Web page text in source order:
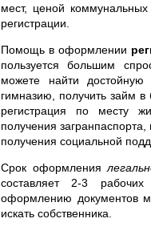
мест, ценой
регистрации.
Помощь в оформлении
пользуется большим
можете найти
гимназию, получить займ
регистрация по месту
получения
получения социальной
Срок оформления
составляет 2-3
оформлению документов
искать собственника.